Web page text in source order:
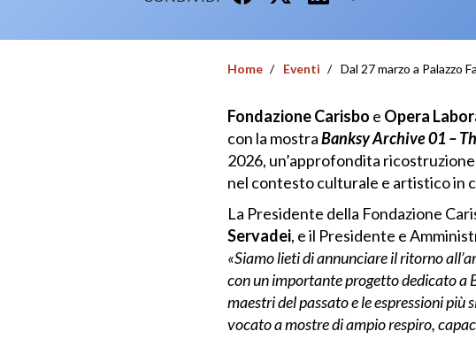
Home Eventi Dal 27 marzo a Palazzo
Fondazione Carisbo e Opera
con la mostraBanksy Archive 01 –
2026, un’approfondita
nel contesto culturale e artistico in
La Presidente della Fondazione
Servadei, e il Presidente e
«Siamo lieti di annunciare il ritorno
con un importante progetto dedicato a
maestri del passato e le espressioni
vocato a mostre di ampio respiro,